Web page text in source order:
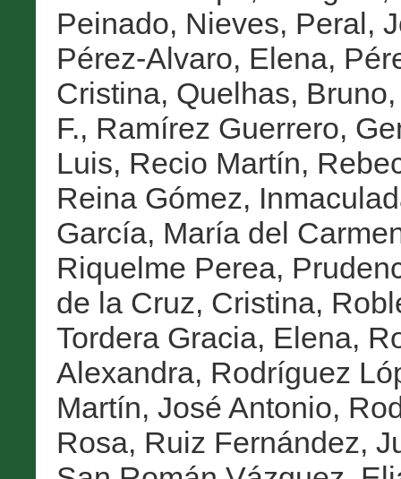
Peinado, Nieves, Peral,
Pérez-Alvaro, Elena,
Cristina, Quelhas, Bruno
F., Ramírez Guerrero,
Luis, Recio Martín,
Reina Gómez,
García, María del
Riquelme Perea,
de la Cruz, Cristina,
Tordera Gracia, Elena,
Alexandra, Rodríguez
Martín, José Antonio,
Rosa, Ruiz Fernández,